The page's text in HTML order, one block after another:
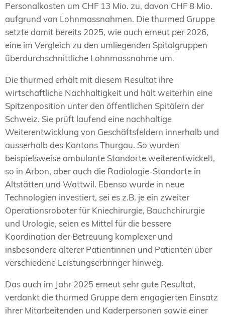
Personalkosten um CHF 13 Mio. zu, davon CHF 8 Mio.
aufgrund von Lohnmassnahmen. Die thurmed Gruppe
setzte damit bereits 2025, wie auch erneut per 2026,
eine im Vergleich zu den umliegenden Spitalgruppen
überdurchschnittliche Lohnmassnahme um.
Die thurmed erhält mit diesem Resultat ihre
wirtschaftliche Nachhaltigkeit und hält weiterhin eine
Spitzenposition unter den öffentlichen Spitälern der
Schweiz. Sie prüft laufend eine nachhaltige
Weiterentwicklung von Geschäftsfeldern innerhalb und
ausserhalb des Kantons Thurgau. So wurden
beispielsweise ambulante Standorte weiterentwickelt,
so in Arbon, aber auch die Radiologie-Standorte in
Altstätten und Wattwil. Ebenso wurde in neue
Technologien investiert, sei es z.B. je ein zweiter
Operationsroboter für Kniechirurgie, Bauchchirurgie
und Urologie, seien es Mittel für die bessere
Koordination der Betreuung komplexer und
insbesondere älterer Patientinnen und Patienten über
verschiedene Leistungserbringer hinweg.
Das auch im Jahr 2025 erneut sehr gute Resultat,
verdankt die thurmed Gruppe dem engagierten Einsatz
ihrer Mitarbeitenden und Kaderpersonen sowie einer